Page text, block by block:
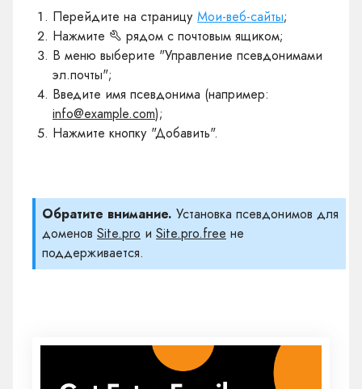
Перейдите на страницу Мои-веб-сайты;
Нажмите
рядом с почтовым ящиком;
В меню выберите "Управление псевдонимами
эл.почты";
Введите имя псевдонима (например:
info@example.com);
Нажмите кнопку "Добавить".
Обратите внимание. Установка псевдонимов для
доменов Site.pro и Site.pro.free не
поддерживается.